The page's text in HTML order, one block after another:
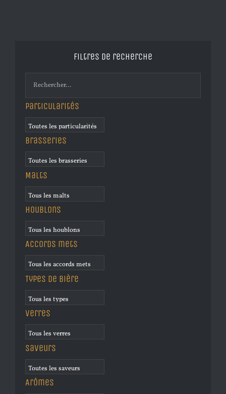
Filtres de recherche
Particularités
Brasseries
Malts
Houblons
Accords mets
Types de bière
Verres
Saveurs
Arômes